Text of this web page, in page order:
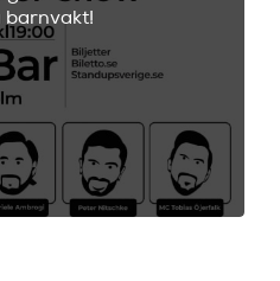
barnvakt!